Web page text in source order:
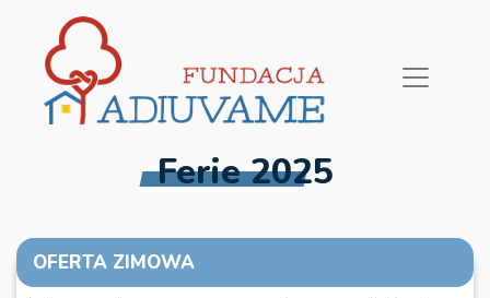
Ferie 2025
OFERTA ZIMOWA